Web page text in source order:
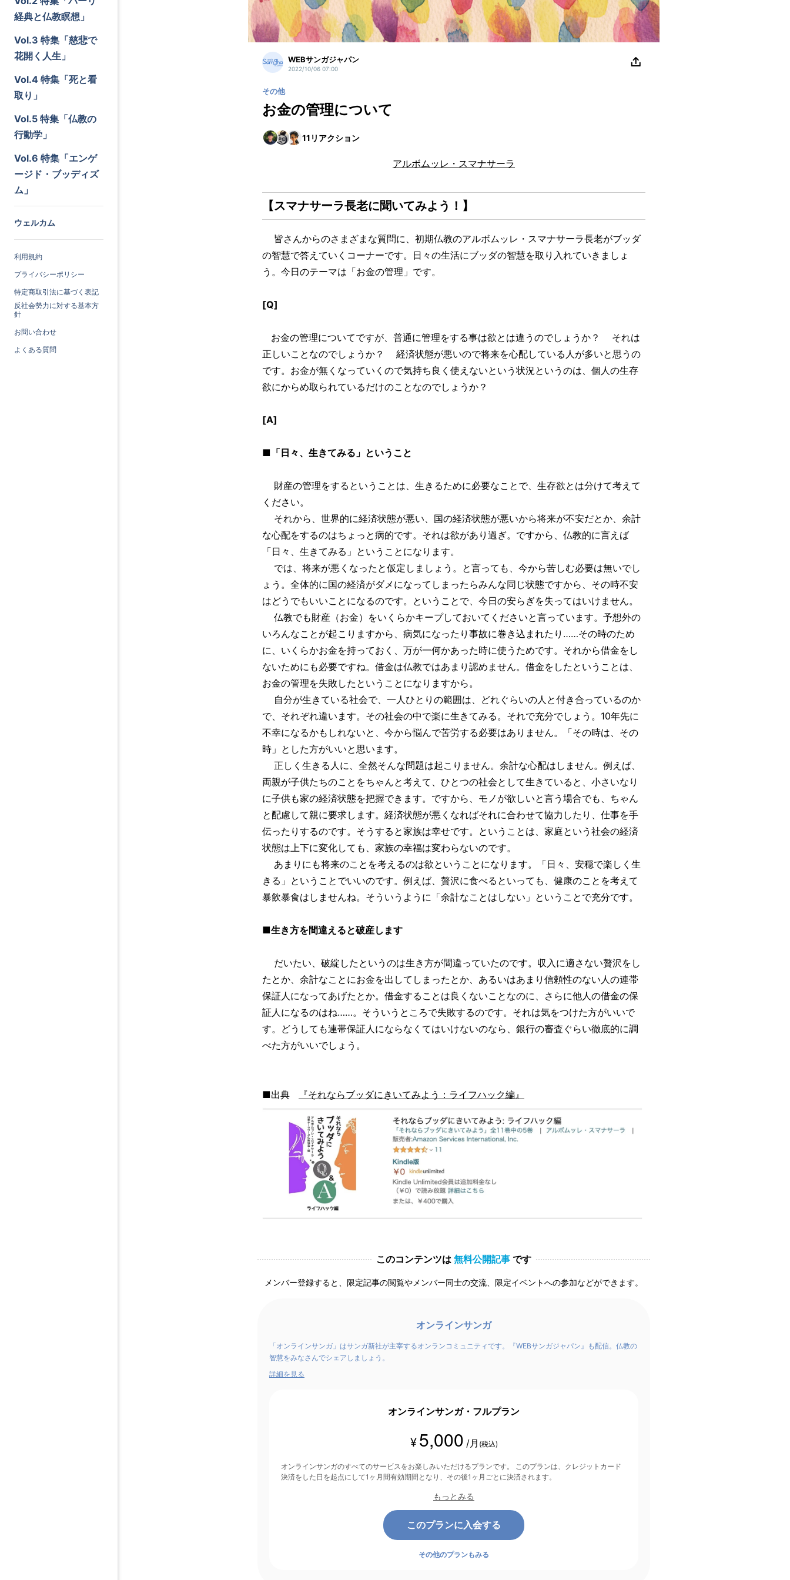
経典と仏教瞑想」
Vol.3 特集「慈悲で
花開く人生」
Vol.4 特集「死と看
取り」
Vol.5 特集「仏教の
行動学」
Vol.6 特集「エンゲ
ージド・ブッディズ
ム」
ウェルカム
利用規約
プライバシーポリシー
特定商取引法に基づく表記
反社会勢力に対する基本方
針
お問い合わせ
よくある質問
WEBサンガジャパン
2022/10/06 07:00
その他
お金の管理について
11 リアクション
アルボムッレ・スマナサーラ
【スマナサーラ長老に聞いてみよう！】
皆さんからのさまざまな質問に、初期仏教のアルボムッレ・スマナサーラ長老がブッダ
の智慧で答えていくコーナーです。日々の生活にブッダの智慧を取り入れていきましょ
う。今日のテーマは「お金の管理」です。
[Q]
お金の管理についてですが、普通に管理をする事は欲とは違うのでしょうか？ それは
正しいことなのでしょうか？ 経済状態が悪いので将来を心配している人が多いと思うの
です。お金が無くなっていくので気持ち良く使えないという状況というのは、個人の生存
欲にからめ取られているだけのことなのでしょうか？
[A]
■「日々、生きてみる」ということ
財産の管理をするということは、生きるために必要なことで、生存欲とは分けて考えて
ください。
それから、世界的に経済状態が悪い、国の経済状態が悪いから将来が不安だとか、余計
な心配をするのはちょっと病的です。それは欲があり過ぎ。ですから、仏教的に言えば
「日々、生きてみる」ということになります。
では、将来が悪くなったと仮定しましょう。と言っても、今から苦しむ必要は無いでし
ょう。全体的に国の経済がダメになってしまったらみんな同じ状態ですから、その時不安
はどうでもいいことになるのです。ということで、今日の安らぎを失ってはいけません。
仏教でも財産（お金）をいくらかキープしておいてくださいと言っています。予想外の
いろんなことが起こりますから、病気になったり事故に巻き込まれたり……その時のため
に、いくらかお金を持っておく、万が一何かあった時に使うためです。それから借金をし
ないためにも必要ですね。借金は仏教ではあまり認めません。借金をしたということは、
お金の管理を失敗したということになりますから。
自分が生きている社会で、一人ひとりの範囲は、どれぐらいの人と付き合っているのか
で、それぞれ違います。その社会の中で楽に生きてみる。それで充分でしょう。10年先に
不幸になるかもしれないと、今から悩んで苦労する必要はありません。「その時は、その
時」とした方がいいと思います。
正しく生きる人に、全然そんな問題は起こりません。余計な心配はしません。例えば、
両親が子供たちのことをちゃんと考えて、ひとつの社会として生きていると、小さいなり
に子供も家の経済状態を把握できます。ですから、モノが欲しいと言う場合でも、ちゃん
と配慮して親に要求します。経済状態が悪くなればそれに合わせて協力したり、仕事を手
伝ったりするのです。そうすると家族は幸せです。ということは、家庭という社会の経済
状態は上下に変化しても、家族の幸福は変わらないのです。
あまりにも将来のことを考えるのは欲ということになります。「日々、安穏で楽しく生
きる」ということでいいのです。例えば、贅沢に食べるといっても、健康のことを考えて
暴飲暴食はしませんね。そういうように「余計なことはしない」ということで充分です。
■生き方を間違えると破産します
だいたい、破綻したというのは生き方が間違っていたのです。収入に適さない贅沢をし
たとか、余計なことにお金を出してしまったとか、あるいはあまり信頼性のない人の連帯
保証人になってあげたとか。借金することは良くないことなのに、さらに他人の借金の保
証人になるのはね……。そういうところで失敗するのです。それは気をつけた方がいいで
す。どうしても連帯保証人にならなくてはいけないのなら、銀行の審査ぐらい徹底的に調
べた方がいいでしょう。
■出典 『それならブッダにきいてみよう：ライフハック編』
このコンテンツは 無料公開記事 です
メンバー登録すると、限定記事の閲覧やメンバー同士の交流、限定イベントへの参加などができます。
オンラインサンガ
「オンラインサンガ」はサンガ新社が主宰するオンランコミュニティです。『WEBサンガジャパン』も配信。仏教の
智慧をみなさんでシェアしましょう。
詳細を見る
オンラインサンガ・フルプラン
¥ 5,000 /月 (税込)
オンラインサンガのすべてのサービスをお楽しみいただけるプランです。 このプランは、クレジットカード
決済をした日を起点にして1ヶ月間有効期間となり、その後1ヶ月ごとに決済されます。
もっとみる
このプランに入会する
その他のプランもみる